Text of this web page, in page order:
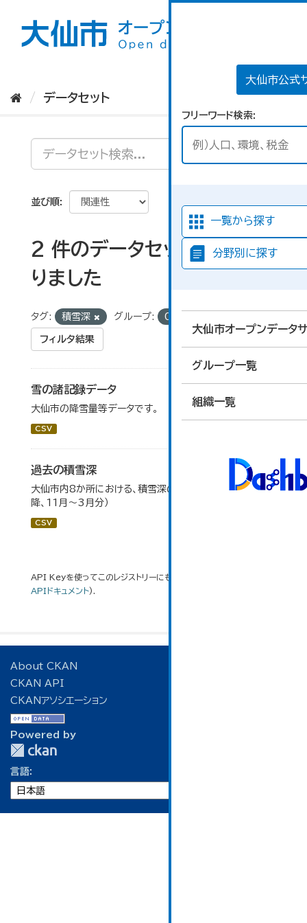
大仙市公式
フリーワード検索
一覧から探す
分野別に探す
大仙市オープンデータ
グループ一覧
組織一覧
データセット
並び順
2 件のデータセットが見つか
りました
タグ: 積雪深 グループ: 01_国土・気象
フィルタ結果
雪の諸記録データ
大仙市の降雪量等データです。
CSV
過去の積雪深
大仙市内8か所における、積雪深の一覧（平成17年度以
降、11月～3月分）
CSV
API Keyを使ってこのレジストリーにもアクセス可能です
APIドキュメント).
About CKAN
CKAN API
CKANアソシエーション
Powered by
言語